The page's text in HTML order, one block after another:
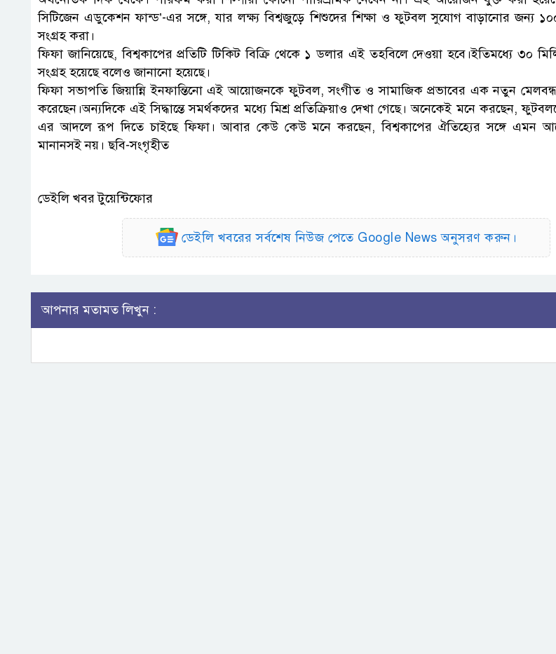
সিটিজেন এডুকেশন ফান্ড’-এর সঙ্গে, যার লক্ষ্য বিশ্বজুড়ে শিশুদের শিক্ষা ও ফুটবল সুযোগ বাড়ানোর জন্য
সংগ্রহ করা।
ফিফা জানিয়েছে, বিশ্বকাপের প্রতিটি টিকিট বিক্রি থেকে ১ ডলার এই তহবিলে দেওয়া হবে।ইতিমধ্যে ৩০
সংগ্রহ হয়েছে বলেও জানানো হয়েছে।
ফিফা সভাপতি জিয়ান্নি ইনফান্তিনো এই আয়োজনকে ফুটবল, সংগীত ও সামাজিক প্রভাবের এক নতুন
করেছেন।অন্যদিকে এই সিদ্ধান্তে সমর্থকদের মধ্যে মিশ্র প্রতিক্রিয়াও দেখা গেছে। অনেকেই মনে করছেন,
এর আদলে রূপ দিতে চাইছে ফিফা। আবার কেউ কেউ মনে করছেন, বিশ্বকাপের ঐতিহ্যের সঙ্গে এমন
মানানসই নয়। ছবি-সংগৃহীত
ডেইলি খবর টুয়েন্টিফোর
ডেইলি খবরের সর্বশেষ নিউজ পেতে Google News অনুসরণ করুন।
আপনার মতামত লিখুন :